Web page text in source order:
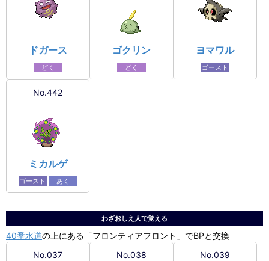
ドガース
どく
ゴクリン
どく
ヨマワル
ゴースト
No.442
ミカルゲ
ゴースト あく
わざおしえ人で覚える
40番水道の上にある「フロンティアフロント」でBPと交換
No.037
No.038 No.039